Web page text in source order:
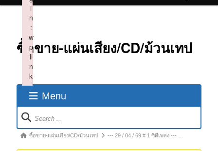
ซื้อขาย-แผ่นเสียง/CD/ม้วนเทป
Menu
Forum
Navigation
Forumซื้อขาย-แผ่นเสียง/CD/ม้วนเทป --- 29 / 04 / 69 # 1 ซีดีเพลง --- …
i
n
:
w
p
li
n
k
Failed to initialize plugin: wplink